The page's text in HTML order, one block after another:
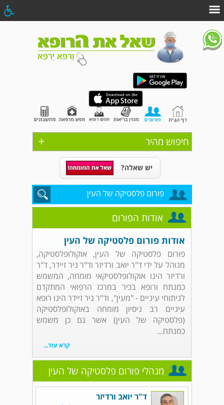
+ חיפוש מהיר
יש שאלה?
פורום פלסטיקה של העין
אודות הפורום
אודות פורום פלסטיקה של העין
פורום פלסטיקה של העין, אוקולופלסטיקה,
מנוהל על ידי ד"ר יואב ורדיזר וד"ר ניר זיידר, ד"ר
ורדיזר הינו אוקולופלסטיקאי מומחה, המשמש
כמנתח ורופא בכיר במרכז הרפואי המתקדם
לניתוחי עיניים - "מעין", וד"ר ניר זיידר הינו רופא
עיניים רב ניסיון מומחה באוקולופלסטיקה
(פלסטיקה של העין) אשר גם כן משמש
כמנתח...
קרא עוד...
מנהלי פורום פלסטיקה של העין
ד"ר יואב ורדיזר